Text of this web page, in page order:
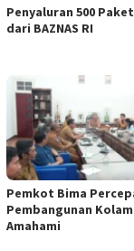
Penyaluran 500
dari BAZNAS RI
Pemkot Bima
Pembangunan
Amahami